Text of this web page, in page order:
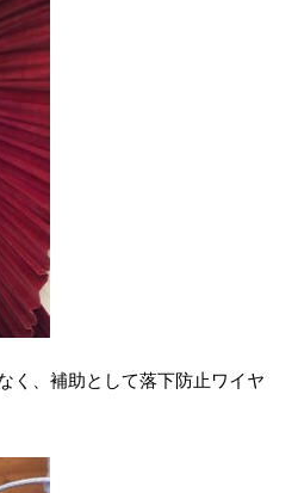
く、補助として落下防止ワイヤ